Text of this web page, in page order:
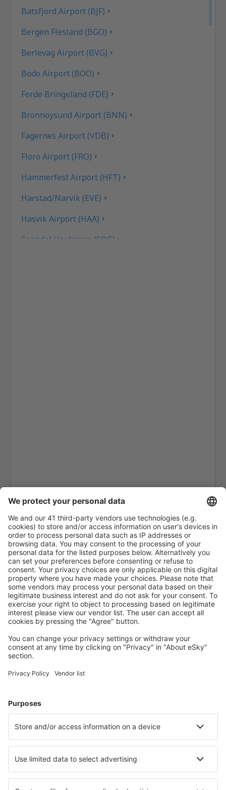
Batsfjord Airport (BJF)
Bergen Flesland (BGO)
Berlevag Airport (BVG)
Bodo Airport (BOO)
Forde Bringeland (FDE)
Bronnoysund Airport (BNN)
Fagernes Airport (VDB)
Floro Airport (FRO)
Hammerfest Airport (HFT)
Harstad/Narvik (EVE)
Hasvik Airport (HAA)
Sogndal Haukasen (SOG)
Molde Aro (MOL)
Mosjoen Airport (MJF)
Oslo
Namsos Airport (OSY)
Orland (OLA)
Hovden Orsta-Volda (HOV)
Oslo
Roros Airport (RRS)
Rorvik Airport (RVK)
Sandane Airport (SDN)
Skien Airport (SKE)
Stavanger Sola (SVG)
Sorkjosen Airport (SOJ)